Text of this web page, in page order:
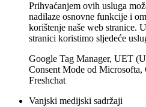
Prihvaćanjem ovih usluga
nadilaze osnovne funkcije i
korištenje naše web stranice.
stranici koristimo sljedeće
Google Tag Manager, UET
Consent Mode od
Freshchat
Vanjski medijski sadržaji